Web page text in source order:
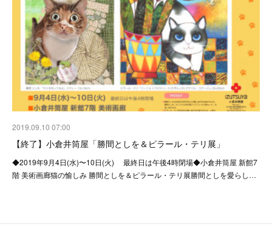
2019.09.10 07:00
【終了】小倉井筒屋「勝間としを＆ピラール・テリ展」
◆2019年9月4日(水)〜10日(火) 最終日は午後4時閉場◆小倉井筒屋 新館7
階 美術画廊猫の愉しみ 勝間としを＆ピラール・テリ展勝間としを愛らし…